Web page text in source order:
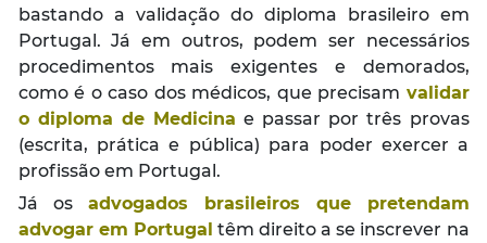
bastando a validação do diploma brasileiro em
Portugal. Já em outros, podem ser necessários
procedimentos mais exigentes e demorados,
como é o caso dos médicos, que precisam validar
o diploma de Medicina e passar por três provas
(escrita, prática e pública) para poder exercer a
profissão em Portugal.
Já os
advogados brasileiros que pretendam
advogar em Portugal têm direito a se inscrever na